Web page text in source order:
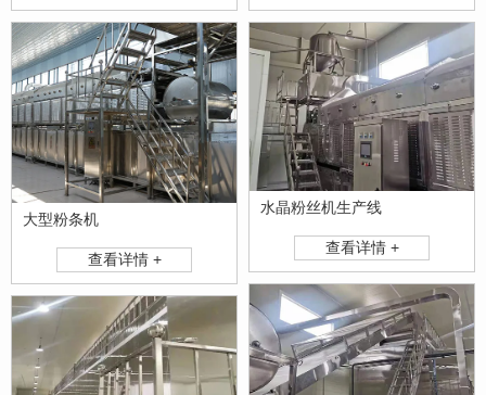
大型粉条机
查看详情 +
水晶粉丝机生产线
查看详情 +